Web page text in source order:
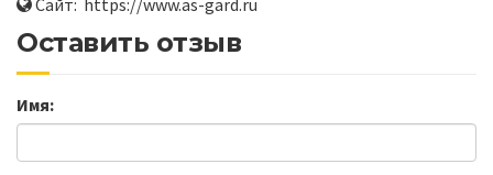
Оставить отзыв
Имя: